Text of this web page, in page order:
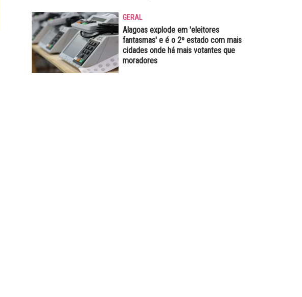
GERAL
Alagoas explode em 'eleitores
fantasmas' e é o 2º estado com mais
cidades onde há mais votantes que
moradores